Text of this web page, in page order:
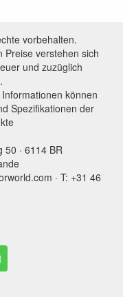
vorbehalten.
Preise verstehen sich
und zuzüglich
können
Spezifikationen der
50 · 6114 BR
· T: +31 46